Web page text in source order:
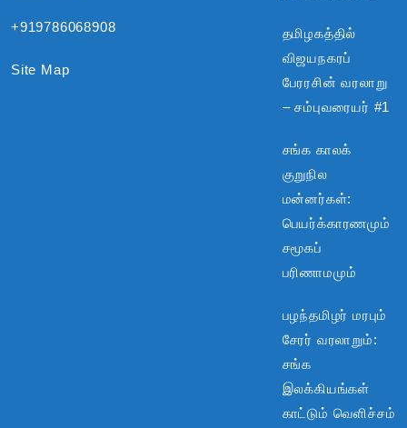
+919786068908
Site Map
தமிழகத்தில்
விஜயநகரப்
பேரரசின் வரலாறு
– சம்புவரையர் #1
சங்க காலக்
குறுநில
மன்னர்கள்:
பெயர்க்காரணமும்
சமூகப்
பரிணாமமும்
பழந்தமிழர் மரபும்
சேரர் வரலாறும்:
சங்க
இலக்கியங்கள்
காட்டும் வெளிச்சம்